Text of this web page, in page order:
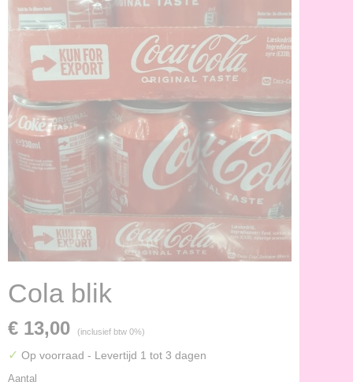
Cola blik
€ 13,00 (inclusief btw 0%)
✓ Op voorraad - Levertijd 1 tot 3 dagen
Aantal